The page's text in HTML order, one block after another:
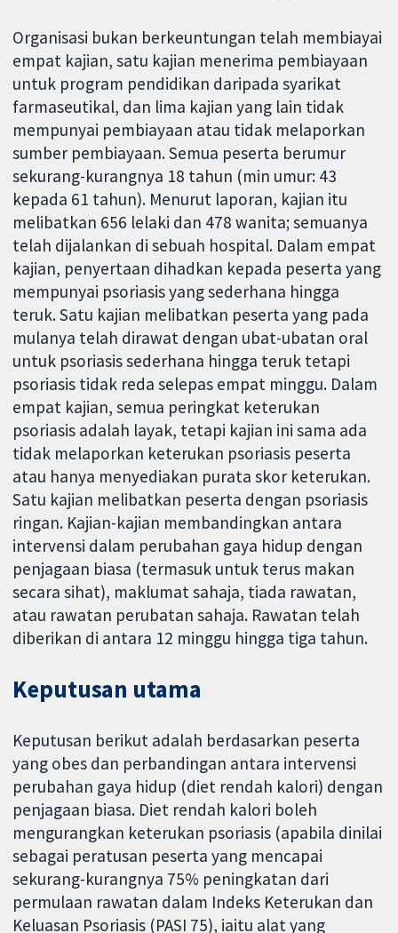
Organisasi bukan berkeuntungan telah membiayai
empat kajian, satu kajian menerima pembiayaan
untuk program pendidikan daripada syarikat
farmaseutikal, dan lima kajian yang lain tidak
mempunyai pembiayaan atau tidak melaporkan
sumber pembiayaan. Semua peserta berumur
sekurang-kurangnya 18 tahun (min umur: 43
kepada 61 tahun). Menurut laporan, kajian itu
melibatkan 656 lelaki dan 478 wanita; semuanya
telah dijalankan di sebuah hospital. Dalam empat
kajian, penyertaan dihadkan kepada peserta yang
mempunyai psoriasis yang sederhana hingga
teruk. Satu kajian melibatkan peserta yang pada
mulanya telah dirawat dengan ubat-ubatan oral
untuk psoriasis sederhana hingga teruk tetapi
psoriasis tidak reda selepas empat minggu. Dalam
empat kajian, semua peringkat keterukan
psoriasis adalah layak, tetapi kajian ini sama ada
tidak melaporkan keterukan psoriasis peserta
atau hanya menyediakan purata skor keterukan.
Satu kajian melibatkan peserta dengan psoriasis
ringan. Kajian-kajian membandingkan antara
intervensi dalam perubahan gaya hidup dengan
penjagaan biasa (termasuk untuk terus makan
secara sihat), maklumat sahaja, tiada rawatan,
atau rawatan perubatan sahaja. Rawatan telah
diberikan di antara 12 minggu hingga tiga tahun.
Keputusan utama
Keputusan berikut adalah berdasarkan peserta
yang obes dan perbandingan antara intervensi
perubahan gaya hidup (diet rendah kalori) dengan
penjagaan biasa. Diet rendah kalori boleh
mengurangkan keterukan psoriasis (apabila dinilai
sebagai peratusan peserta yang mencapai
sekurang-kurangnya 75% peningkatan dari
permulaan rawatan dalam Indeks Keterukan dan
Keluasan Psoriasis (PASI 75), iaitu alat yang